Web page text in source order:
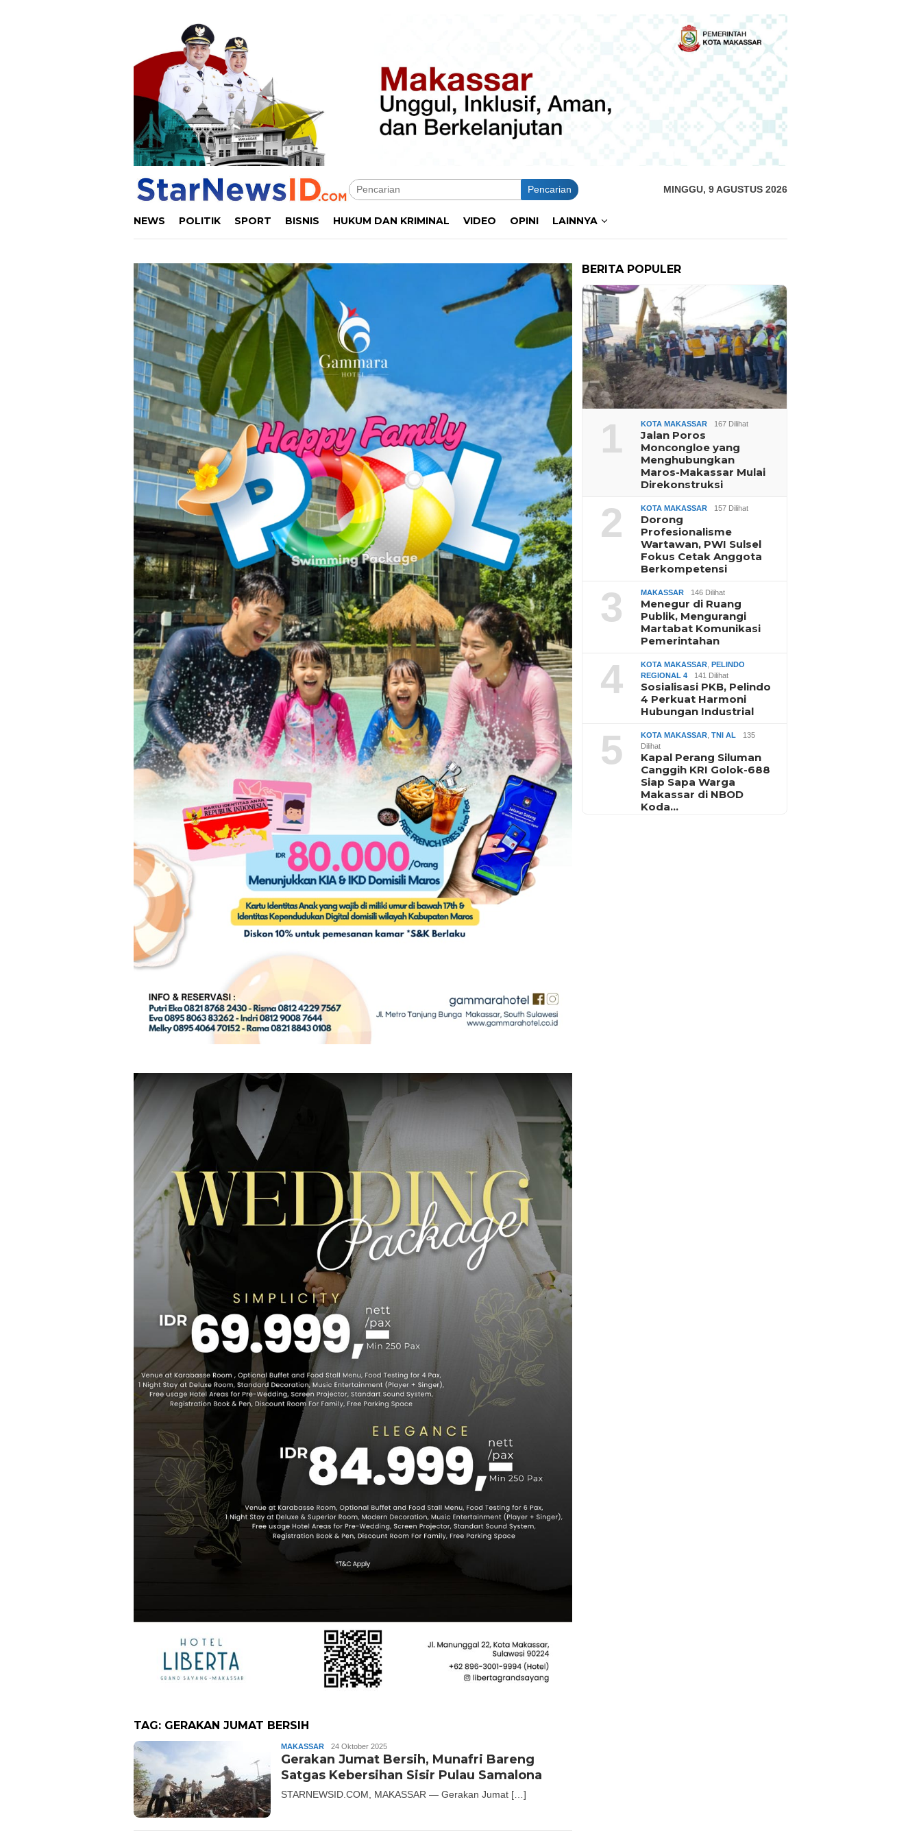
Pencarian MINGGU, 9 AGUSTUS 2026
NEWS POLITIK SPORT BISNIS HUKUM DAN KRIMINAL VIDEO OPINI LAINNYA
TAG: GERAKAN JUMAT BERSIH
MAKASSAR Andika
24 Oktober 2025
Gerakan Jumat Bersih, Munafri Bareng
Satgas Kebersihan Sisir Pulau Samalona
STARNEWSID.COM, MAKASSAR — Gerakan Jumat […]
BERITA POPULER
1 KOTA MAKASSAR 167 Dilihat
Jalan Poros
Moncongloe yang
Menghubungkan
Maros-Makassar Mulai
Direkonstruksi
2 KOTA MAKASSAR 157 Dilihat
Dorong
Profesionalisme
Wartawan, PWI Sulsel
Fokus Cetak Anggota
Berkompetensi
3 MAKASSAR 146 Dilihat
Menegur di Ruang
Publik, Mengurangi
Martabat Komunikasi
Pemerintahan
4 KOTA MAKASSAR ,PELINDO
REGIONAL 4
141 Dilihat
Sosialisasi PKB, Pelindo
4 Perkuat Harmoni
Hubungan Industrial
5 KOTA MAKASSAR ,TNI AL
135
Dilihat
Kapal Perang Siluman
Canggih KRI Golok-688
Siap Sapa Warga
Makassar di NBOD
Koda…